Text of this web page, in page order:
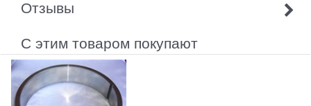
Отзывы
С этим товаром покупают